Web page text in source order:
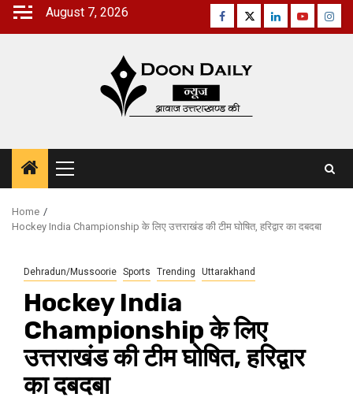
Skip
August 7, 2026 Facebook
TwitterLinkedinYoutube
Primary
Menu
Home
Hockey India Championship के लिए उत्तराखंड की टीम घोषित, हरिद्वार का दबदबा
Dehradun/Mussoorie Sports Trending Uttarakhand
Hockey India
Championship के लिए
उत्तराखंड की टीम घोषित, हरिद्वार
का दबदबा